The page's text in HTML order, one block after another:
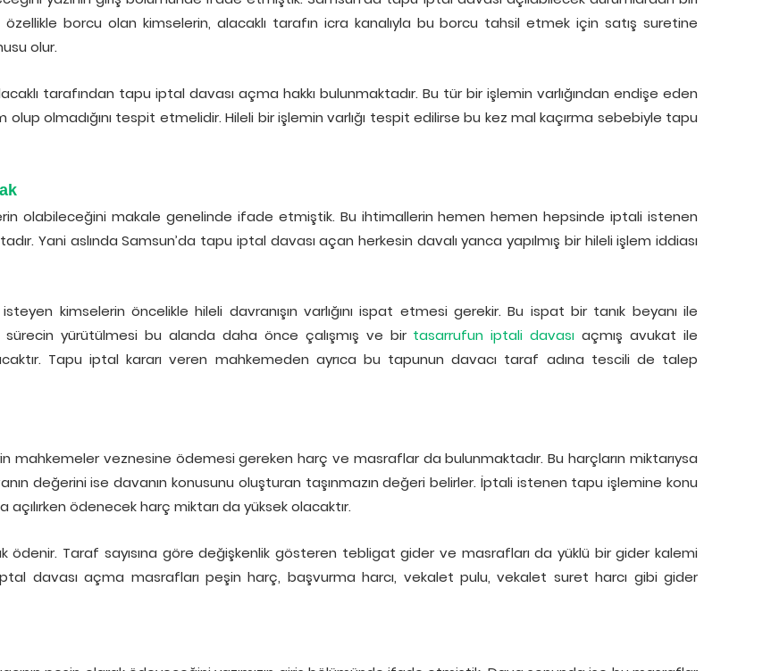
borcu olan kimselerin, alacaklı tarafın icra kanalıyla bu borcu tahsil etmek için satış suretine
olur.
tarafından tapu iptal davası açma hakkı bulunmaktadır. Bu tür bir işlemin varlığından endişe eden
olup olmadığını tespit etmelidir. Hileli bir işlemin varlığı tespit edilirse bu kez mal kaçırma sebebiyle tapu
olabileceğini makale genelinde ifade etmiştik. Bu ihtimallerin hemen hemen hepsinde iptali istenen
Yani aslında Samsun’da tapu iptal davası açan herkesin davalı yanca yapılmış bir hileli işlem iddiası
kimselerin öncelikle hileli davranışın varlığını ispat etmesi gerekir. Bu ispat bir tanık beyanı ile
yürütülmesi bu alanda daha önce çalışmış ve bir tasarrufun iptali davası açmış avukat ile
Tapu iptal kararı veren mahkemeden ayrıca bu tapunun davacı taraf adına tescili de talep
mahkemeler veznesine ödemesi gereken harç ve masraflar da bulunmaktadır. Bu harçların miktarıysa
değerini ise davanın konusunu oluşturan taşınmazın değeri belirler. İptali istenen tapu işlemine konu
ödenecek harç miktarı da yüksek olacaktır.
ödenir. Taraf sayısına göre değişkenlik gösteren tebligat gider ve masrafları da yüklü bir gider kalemi
davası açma masrafları peşin harç, başvurma harcı, vekalet pulu, vekalet suret harcı gibi gider